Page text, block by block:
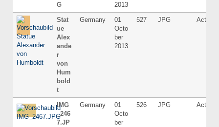
G
2013
Stat
ue
Alex
ande
r
von
Hum
bold
t
Germany
01
Octo
ber
2013
527 JPG Active
IMG
_246
7.JP
Germany
01
Octo
ber
526 JPG Active